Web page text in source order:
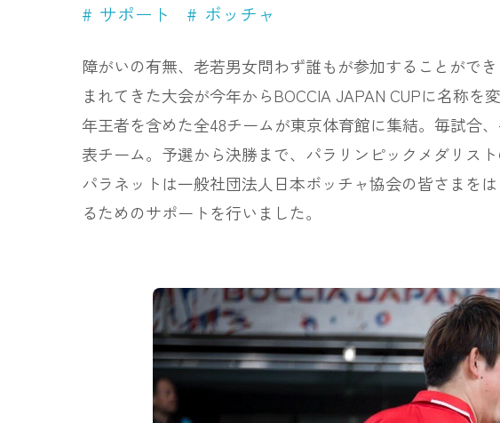
サポート ボッチャ
障がいの有無、老若男女問わず誰もが参加することがで
まれてきた大会が今年からBOCCIA JAPAN CUPに名称
年王者を含めた全48チームが東京体育館に集結。毎試合
表チーム。予選から決勝まで、パラリンピックメダリスト
パラネットは一般社団法人日本ボッチャ協会の皆さまを
るためのサポートを行いました。